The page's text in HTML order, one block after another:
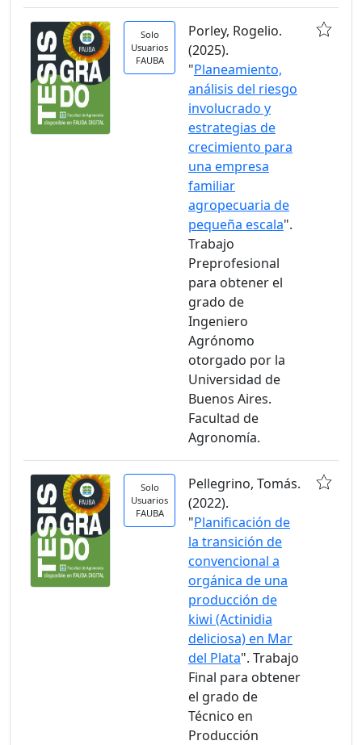
Solo
Usuarios
FAUBA
Porley, Rogelio.
(2025).
"Planeamiento,
análisis del riesgo
involucrado y
estrategias de
crecimiento para
una empresa
familiar
agropecuaria de
pequeña escala".
Trabajo
Preprofesional
para obtener el
grado de
Ingeniero
Agrónomo
otorgado por la
Universidad de
Buenos Aires.
Facultad de
Agronomía.
Solo
Usuarios
FAUBA
Pellegrino, Tomás.
(2022).
"Planificación de
la transición de
convencional a
orgánica de una
producción de
kiwi (Actinidia
deliciosa) en Mar
del Plata". Trabajo
Final para obtener
el grado de
Técnico en
Producción